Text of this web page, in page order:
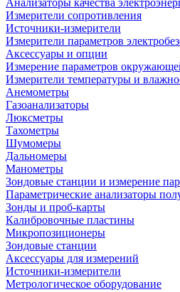
Анализаторы качества
Измерители сопротивления
Источники-измерители
Измерители параметров
Аксессуары и опции
Измерение параметров
Измерители температуры и
Анемометры
Газоанализаторы
Люксметры
Тахометры
Шумомеры
Дальномеры
Манометры
Зондовые станции и измерение
Параметрические анализаторы
Зонды и проб-карты
Калибровочные пластины
Микропозиционеры
Зондовые станции
Аксессуары для измерений
Источники-измерители
Метрологическое оборудование